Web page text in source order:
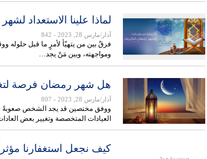
لماذا علينا الاستعداد
آذار/مارس 28, 2023 - 842
فرقٌ بين من يتهيّأ لأمرٍ ما قبل حلوله
ومواجهته، وبين مَنْ يجد…
هل شهر رمضان فرصة
آذار/مارس 28, 2023 - 807
ووفق مختصين قد يجد الشخص صعوبةً في
العيادات المتخصصة وتغيير بعض
كيف نجعل استغفارنا